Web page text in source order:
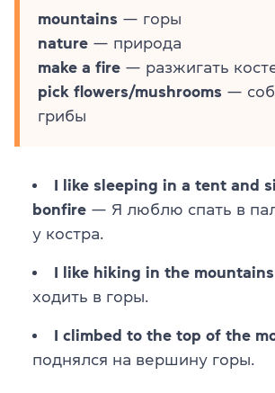
mountains — горы
nature — природа
make a fire — разжигать
pick flowers/mushrooms —
грибы
I like sleeping in a tent and
bonfire — Я люблю спать в
у костра.
I like hiking in the mountains
ходить в горы.
I climbed to the top of the
поднялся на вершину горы.